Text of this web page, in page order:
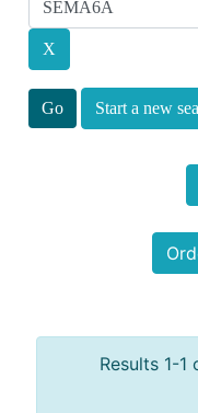
Start a new
Results 1-1